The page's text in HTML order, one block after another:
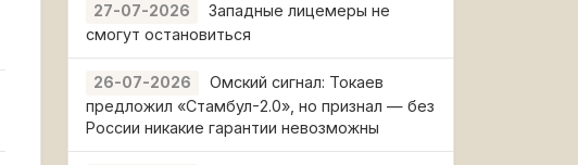
27-07-2026
Западные лицемеры не
смогут остановиться
26-07-2026
Омский сигнал: Токаев
предложил «Стамбул-2.0», но признал — без
России никакие гарантии невозможны